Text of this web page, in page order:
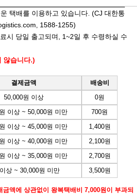
택배를 이용하고 있습니다. (CJ 대한통
, 1588-1255)
시 당일 출고되며, 1~2일 후 수령하실 수
않습니다.)
결제금액
배송비
50,000원 이상
0원
이상 ~ 50,000원 미만
700원
이상 ~ 45,000원 미만
1,400원
이상 ~ 40,000원 미만
2,100원
이상 ~ 35,000원 미만
2,700원
상 ~ 30,000원 미만 3,500원
액에 상관없이 왕복택배비 7,000원이 부과되